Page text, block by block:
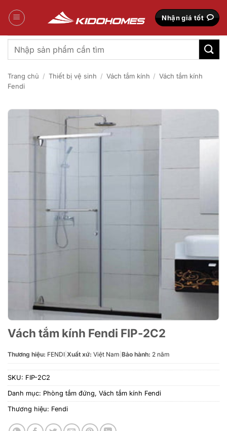
qua
Nhận giá tốt
Tìm
kiếm:
Trang chủ / Thiết bị vệ sinh / Vách tắm kính / Vách tắm kính
Fendi
Vách tắm kính Fendi FIP-2C2
Thương hiệu: FENDI Xuất xứ: Việt Nam Bảo hành: 2 năm
SKU: FIP-2C2
Danh mục: Phòng tắm đứng, Vách tắm kính Fendi
Thương hiệu: Fendi